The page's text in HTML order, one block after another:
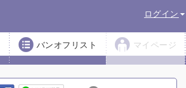
ログイン
バンオフリスト マイページ